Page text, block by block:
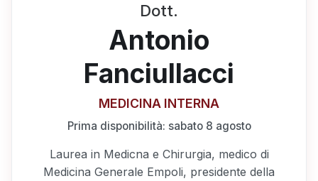
Dott.
Antonio
Fanciullacci
MEDICINA INTERNA
Prima disponibilità: sabato 8 agosto
Laurea in Medicna e Chirurgia, medico di
Medicina Generale Empoli, presidente della